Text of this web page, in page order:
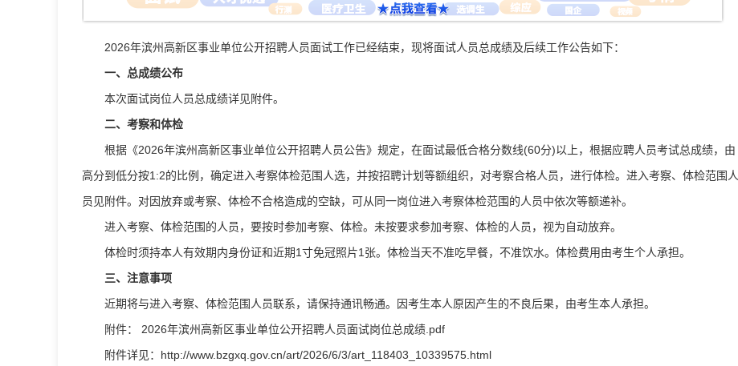
登录/注册
2026年滨州高新区事业单位公开招聘人员面试工作已经结束，现将面试人员总成绩及后续工作公告如下：
一、总成绩公布
本次面试岗位人员总成绩详见附件。
二、考察和体检
根据《2026年滨州高新区事业单位公开招聘人员公告》规定，在面试最低合格分数线(60分)以上，根据应聘人员考试总成绩，由
高分到低分按1:2的比例，确定进入考察体检范围人选，并按招聘计划等额组织，对考察合格人员，进行体检。进入考察、体检范围人
员见附件。对因放弃或考察、体检不合格造成的空缺，可从同一岗位进入考察体检范围的人员中依次等额递补。
进入考察、体检范围的人员，要按时参加考察、体检。未按要求参加考察、体检的人员，视为自动放弃。
体检时须持本人有效期内身份证和近期1寸免冠照片1张。体检当天不准吃早餐，不准饮水。体检费用由考生个人承担。
三、注意事项
近期将与进入考察、体检范围人员联系，请保持通讯畅通。因考生本人原因产生的不良后果，由考生本人承担。
附件： 2026年滨州高新区事业单位公开招聘人员面试岗位总成绩.pdf
附件详见：http://www.bzgxq.gov.cn/art/2026/6/3/art_118403_10339575.html
资料下载